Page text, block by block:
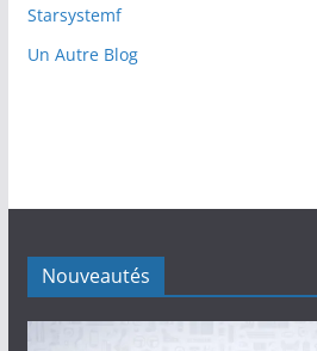
Starsystemf
Un Autre Blog
Nouveautés